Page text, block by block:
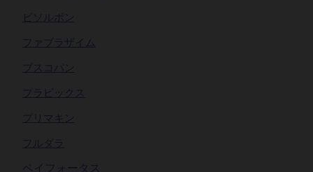
ビソルボン
ファブラザイム
ブスコパン
プラビックス
プリマキン
フルダラ
ベイフォータス